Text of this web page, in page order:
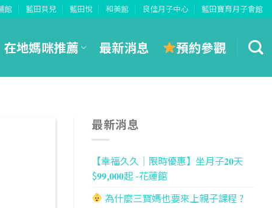
館 藍田貝兒 藍田悅 和美館 良佳月子中心 藍田寶育月子會館
在地媽咪推薦 最新消息 預約參觀
最新消息
【幸福久久｜限時優惠】坐月子𝟐𝟎天
$𝟗𝟗,𝟎𝟎𝟎起 -花蓮館
為什麼三寶媽也要來上親子課程 ?